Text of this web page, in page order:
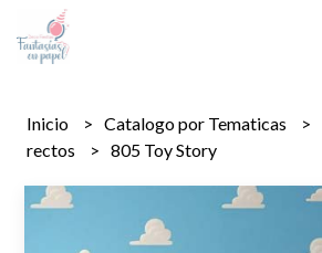
Inicio Catalogo por Tematicas
rectos
805 Toy Story